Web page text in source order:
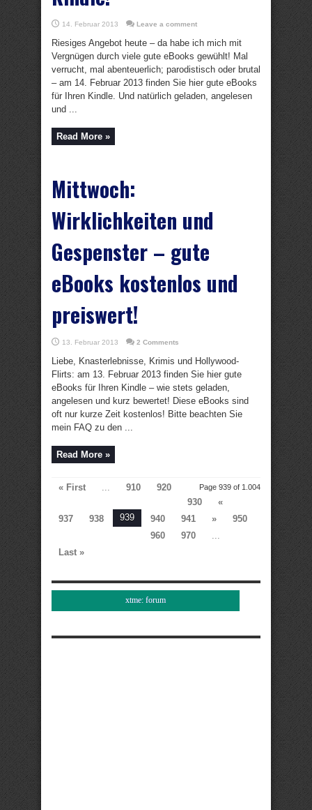
14. Februar 2013 Leave a comment
Riesiges Angebot heute – da habe ich mich mit
Vergnügen durch viele gute eBooks gewühlt! Mal
verrucht, mal abenteuerlich; parodistisch oder brutal
– am 14. Februar 2013 finden Sie hier gute eBooks
für Ihren Kindle. Und natürlich geladen, angelesen
und ...
Read More »
Mittwoch:
Wirklichkeiten und
Gespenster – gute
eBooks kostenlos und
preiswert!
13. Februar 2013 2 Comments
Liebe, Knasterlebnisse, Krimis und Hollywood-
Flirts: am 13. Februar 2013 finden Sie hier gute
eBooks für Ihren Kindle – wie stets geladen,
angelesen und kurz bewertet! Diese eBooks sind
oft nur kurze Zeit kostenlos! Bitte beachten Sie
mein FAQ zu den ...
Read More »
Page 939 of 1.004
« First ... 910
920
930
«
937
938 939 940 941 »
950
960
970
...
Last »
xtme: forum